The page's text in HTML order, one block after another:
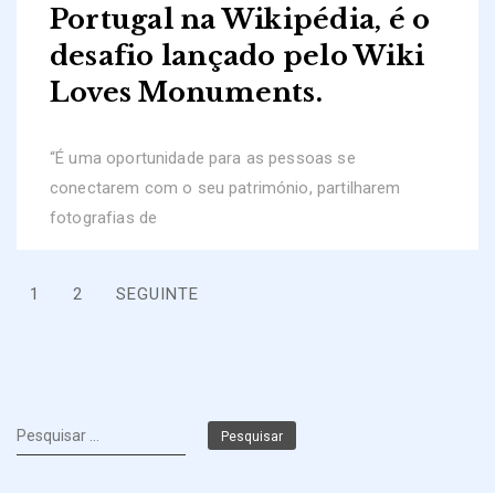
Portugal na Wikipédia, é o
desafio lançado pelo Wiki
Loves Monuments.
“É uma oportunidade para as pessoas se
conectarem com o seu património, partilharem
fotografias de
Paginação
1 2 SEGUINTE
Pesquisar
por: